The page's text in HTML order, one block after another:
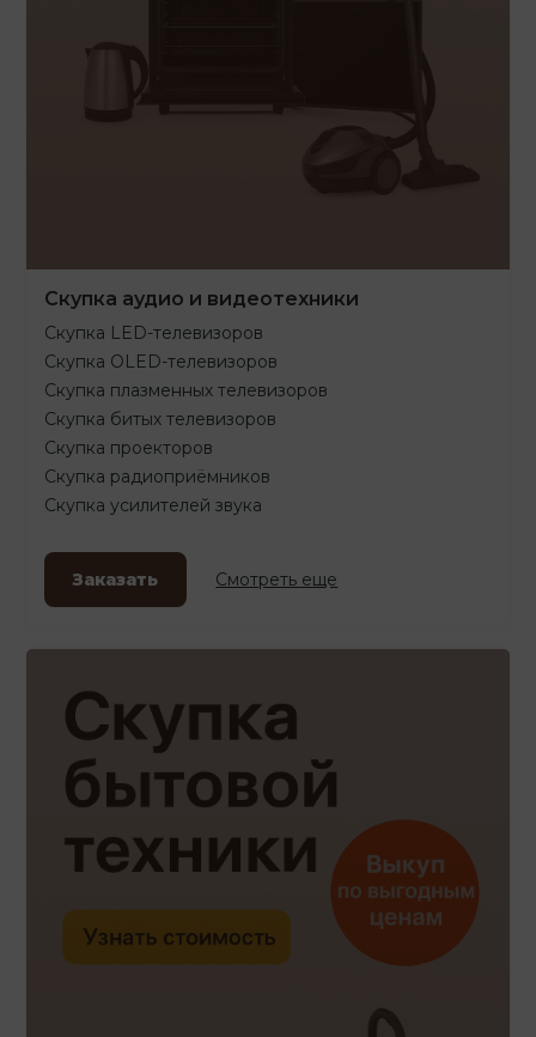
Скупка аудио и видеотехники
Скупка LED-телевизоров
Скупка OLED-телевизоров
Скупка плазменных телевизоров
Скупка битых телевизоров
Скупка проекторов
Скупка радиоприёмников
Скупка усилителей звука
Заказать Смотреть еще